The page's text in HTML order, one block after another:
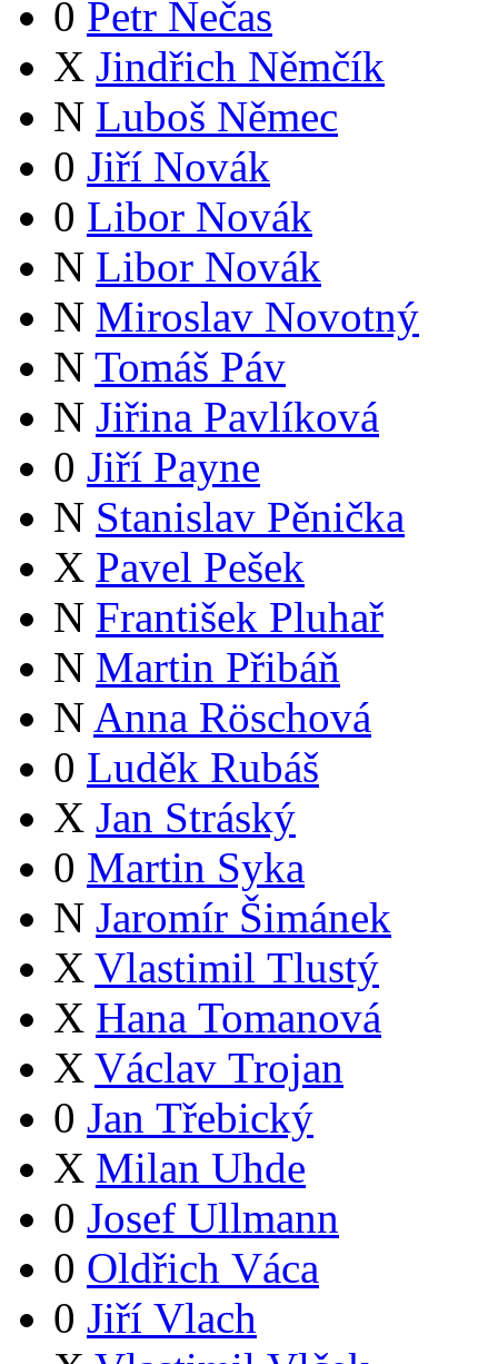
0 Petr Nečas
X Jindřich Němčík
N Luboš Němec
0 Jiří Novák
0 Libor Novák
N Libor Novák
N Miroslav Novotný
N Tomáš Páv
N Jiřina Pavlíková
0 Jiří Payne
N Stanislav Pěnička
X Pavel Pešek
N František Pluhař
N Martin Přibáň
N Anna Röschová
0 Luděk Rubáš
X Jan Stráský
0 Martin Syka
N Jaromír Šimánek
X Vlastimil Tlustý
X Hana Tomanová
X Václav Trojan
0 Jan Třebický
X Milan Uhde
0 Josef Ullmann
0 Oldřich Váca
0 Jiří Vlach